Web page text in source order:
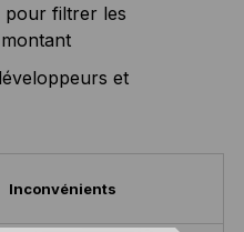
pour filtrer les
et
Inconvénients